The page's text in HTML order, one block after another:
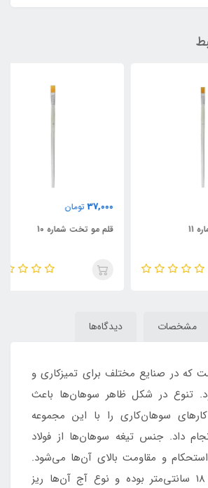
تومان
قلم مو تخت شماره 10
مشخصات دیدگاه‌ها
که در صنایع مختلف برای تمیزکاری و
تنوع در شکل ظاهر سوهان‌ها باعث
سوهان‌کاری را با این مجموعه
داد. جنس تیغه سوهان‌ها از فولاد
و مقاومت بالای آن‌ها می‌شود.
طول هر سوهان 18 سانتی‌متر بوده و نوع آج آن‌ها ریز